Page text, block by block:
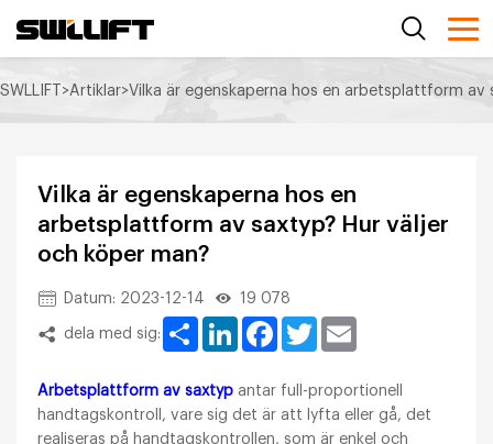
SWLLIFT>Artiklar>Vilka är egenskaperna hos en arbetsplattform av
Vilka är egenskaperna hos en
arbetsplattform av saxtyp? Hur väljer
och köper man?
Datum: 2023-12-14 19 078
dela med sig:
Share LinkedInFacebook
Twitter
Arbetsplattform av saxtyp antar full-proportionell
handtagskontroll, vare sig det är att lyfta eller gå, det
realiseras på handtagskontrollen, som är enkel och